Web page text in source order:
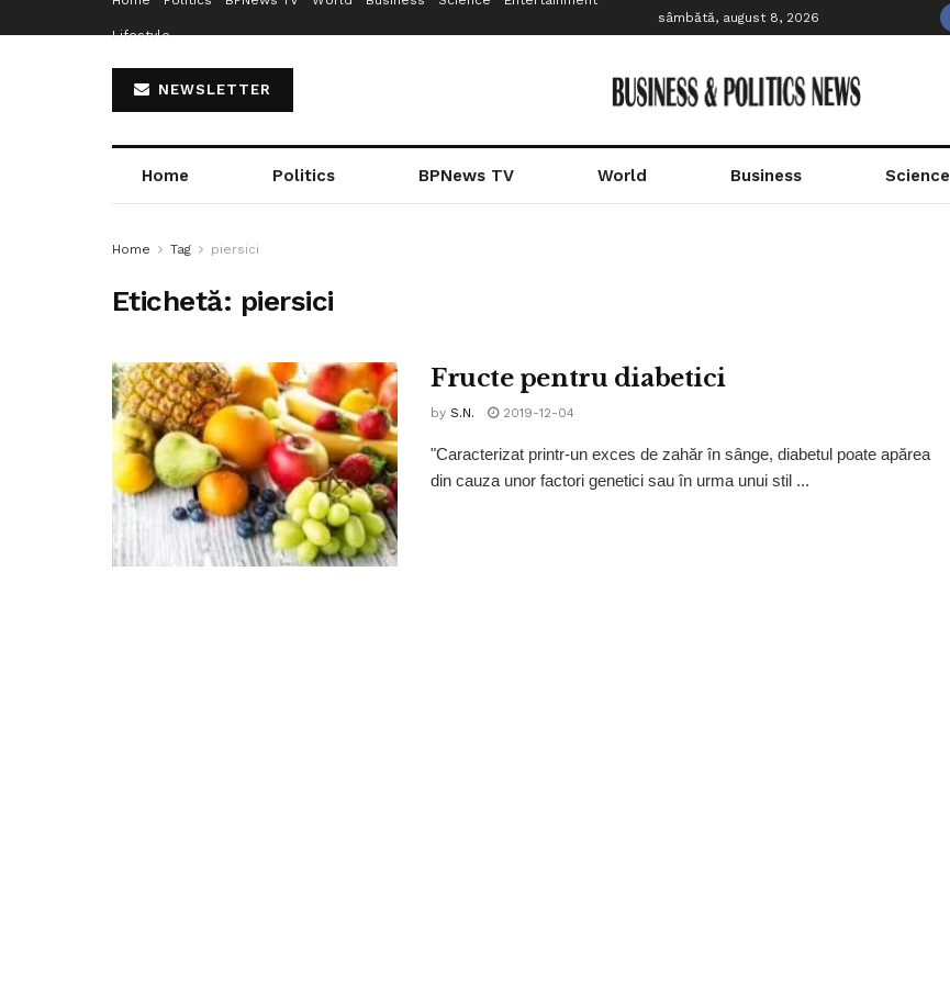
Lifestyle
sâmbătă, august 8, 2026
NEWSLETTER
Home Politics BPNews TV World Business Science
Home Tag piersici
Etichetă: piersici
Fructe pentru diabetici
by S.N. 2019-12-04
"Caracterizat printr-un exces de zahăr în sânge, diabetul poate apărea
din cauza unor factori genetici sau în urma unui stil ...